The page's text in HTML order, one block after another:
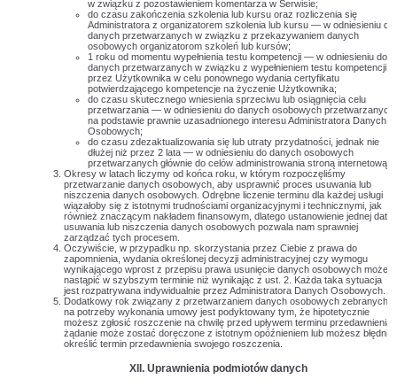
w związku z pozostawieniem komentarza w Serwisie;
do czasu zakończenia szkolenia lub kursu oraz rozliczenia się
Administratora z organizatorem szkolenia lub kursu — w odniesieniu do
danych przetwarzanych w związku z przekazywaniem danych
osobowych organizatorom szkoleń lub kursów;
1 roku od momentu wypełnienia testu kompetencji — w odniesieniu do
danych przetwarzanych w związku z wypełnieniem testu kompetencji
przez Użytkownika w celu ponownego wydania certyfikatu
potwierdzającego kompetencje na życzenie Użytkownika;
do czasu skutecznego wniesienia sprzeciwu lub osiągnięcia celu
przetwarzania — w odniesieniu do danych osobowych przetwarzanych
na podstawie prawnie uzasadnionego interesu Administratora Danych
Osobowych;
do czasu zdezaktualizowania się lub utraty przydatności, jednak nie
dłużej niż przez 2 lata — w odniesieniu do danych osobowych
przetwarzanych głównie do celów administrowania stroną internetową.
Okresy w latach liczymy od końca roku, w którym rozpoczęliśmy
przetwarzanie danych osobowych, aby usprawnić proces usuwania lub
niszczenia danych osobowych. Odrębne liczenie terminu dla każdej usługi
wiązałoby się z istotnymi trudnościami organizacyjnymi i technicznymi, jak
również znaczącym nakładem finansowym, dlatego ustanowienie jednej daty
usuwania lub niszczenia danych osobowych pozwala nam sprawniej
zarządzać tych procesem.
Oczywiście, w przypadku np. skorzystania przez Ciebie z prawa do
zapomnienia, wydania określonej decyzji administracyjnej czy wymogu
wynikającego wprost z przepisu prawa usunięcie danych osobowych może
nastąpić w szybszym terminie niż wynikając z ust. 2. Każda taka sytuacja
jest rozpatrywana indywidualnie przez Administratora Danych Osobowych.
Dodatkowy rok związany z przetwarzaniem danych osobowych zebranych
na potrzeby wykonania umowy jest podyktowany tym, że hipotetycznie
możesz zgłosić roszczenie na chwilę przed upływem terminu przedawnienia,
żądanie może zostać doręczone z istotnym opóźnieniem lub możesz błędnie
określić termin przedawnienia swojego roszczenia.
XII. Uprawnienia podmiotów danych